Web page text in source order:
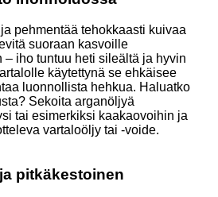
pehmentää tehokkaasti kuivaa
suoraan kasvoille
– iho tuntuu heti sileältä ja hyvin
käytettynä se ehkäisee
luonnollista hehkua. Haluatko
Sekoita arganöljyä
tai esimerkiksi kaakaovoihin ja
vartaloöljy tai -voide.
pitkäkestoinen